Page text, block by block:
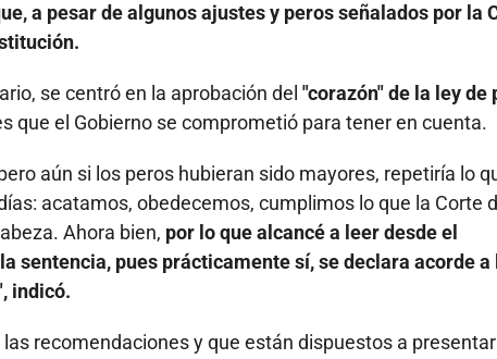
a pesar de algunos ajustes y peros señalados por la
se centró en la aprobación del "corazón" de la ley de
que el Gobierno se comprometió para tener en cuenta.
aún si los peros hubieran sido mayores, repetiría lo
acatamos, obedecemos, cumplimos lo que la Corte
Ahora bien, por lo que alcancé a leer desde el
sentencia, pues prácticamente sí, se declara acorde a
indicó.
recomendaciones y que están dispuestos a